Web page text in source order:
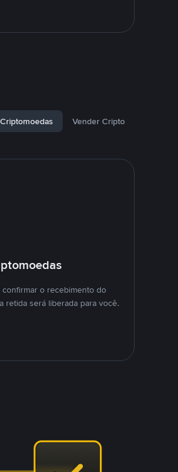
Vender Cripto
o recebimento do
retida será liberada para você.